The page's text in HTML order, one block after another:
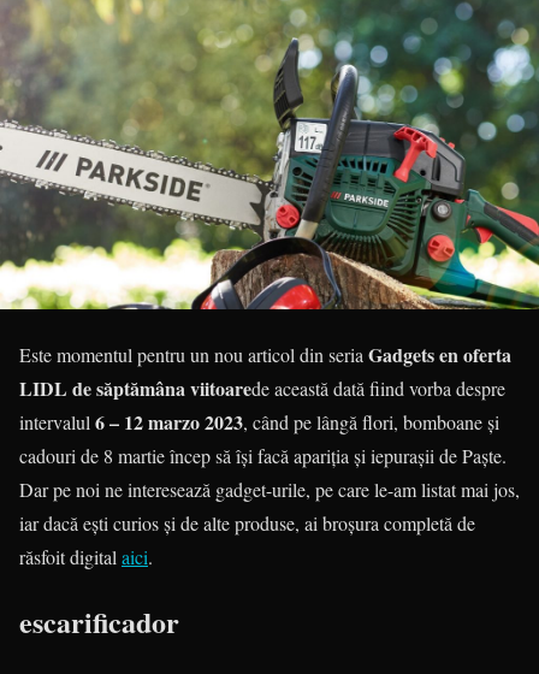
Este momentul pentru un nou articol din seria Gadgets en oferta
LIDL de săptămâna viitoarede această dată fiind vorba despre
intervalul 6 – 12 marzo 2023, când pe lângă flori, bomboane și
cadouri de 8 martie încep să își facă apariția și iepurașii de Paște.
Dar pe noi ne interesează gadget-urile, pe care le-am listat mai jos,
iar dacă ești curios și de alte produse, ai broșura completă de
răsfoit digital aici.
escarificador